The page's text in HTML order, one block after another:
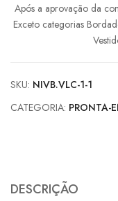
Após a aprovação da
Exceto categorias
SKU: NIVB.VLC-1-1
CATEGORIA: PRONTA-
DESCRIÇÃO